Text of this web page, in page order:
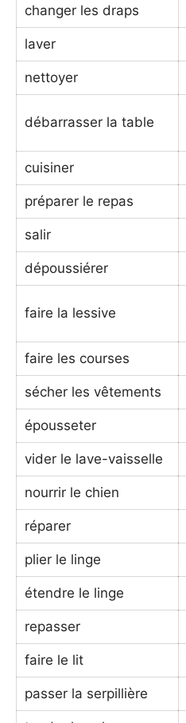
changer les draps
laver
nettoyer
débarrasser la table
cuisiner
préparer le repas
salir
dépoussiérer
faire la lessive
faire les courses
sécher les vêtements
épousseter
vider le lave-vaisselle
nourrir le chien
réparer
plier le linge
étendre le linge
repasser
faire le lit
passer la serpillière